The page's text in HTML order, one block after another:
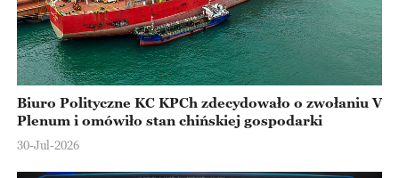
Biuro Polityczne KC KPCh zdecydowało o zwołaniu V
Plenum i omówiło stan chińskiej gospodarki
30-Jul-2026